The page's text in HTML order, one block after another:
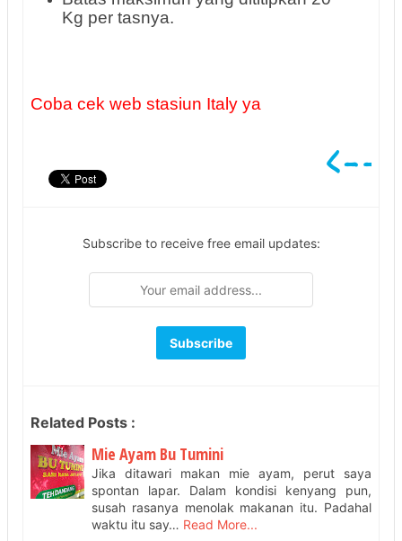
Kg per tasnya.
Coba cek web stasiun Italy ya
Subscribe to receive free email updates:
Related Posts :
Mie Ayam Bu Tumini
Jika ditawari makan mie ayam, perut saya
spontan lapar. Dalam kondisi kenyang pun,
susah rasanya menolak makanan itu. Padahal
waktu itu say… Read More...